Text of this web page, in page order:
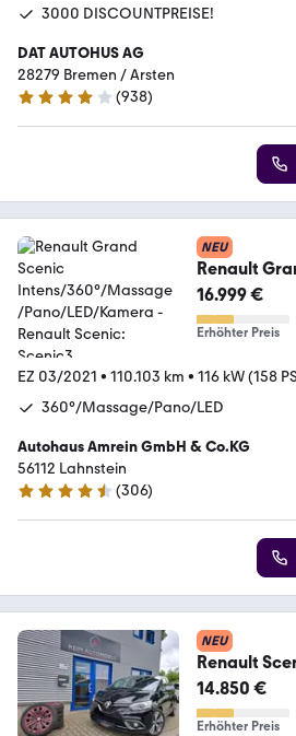
3000 DISCOUNTPREISE!
DAT AUTOHUS AG
28279 Bremen / Arsten
4.2 Sterne
(938)
NEU
Renault
Intens/
Kamera
16.999 €
Erhöhter Preis
EZ 03/2021 • 110.103 km • 116 kW (158
360°/Massage/Pano/LED
Autohaus Amrein GmbH & Co.KG
56112 Lahnstein
4.5 Sterne
(306)
NEU
Renault
AUTOMATIK
14.850 €
Erhöhter Preis